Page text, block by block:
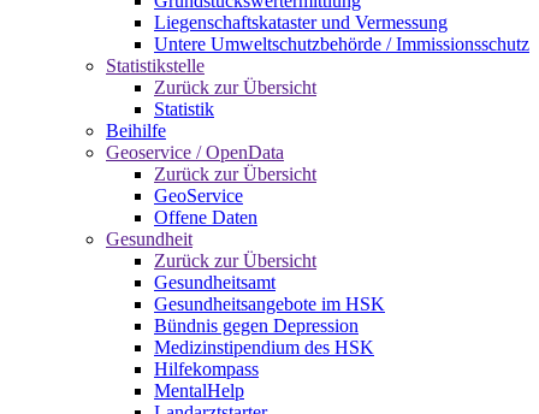
Liegenschaftskataster und Vermessung
Untere Umweltschutzbehörde / Immissionsschutz
Statistikstelle
Zurück zur Übersicht
Statistik
Beihilfe
Geoservice / OpenData
Zurück zur Übersicht
GeoService
Offene Daten
Gesundheit
Zurück zur Übersicht
Gesundheitsamt
Gesundheitsangebote im HSK
Bündnis gegen Depression
Medizinstipendium des HSK
Hilfekompass
MentalHelp